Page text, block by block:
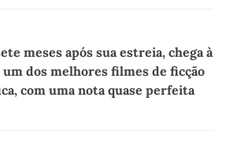
meses após sua estreia, chega à
dos melhores filmes de ficção
com uma nota quase perfeita